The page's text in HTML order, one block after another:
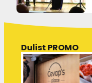
Dulist PROMO